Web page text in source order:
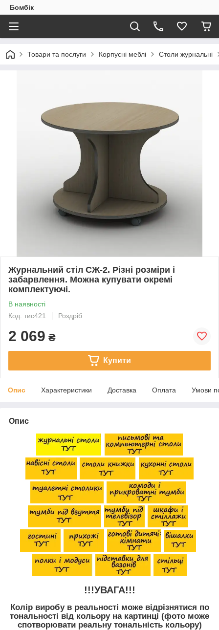
Бомбік
Товари та послуги Корпусні меблі Столи журнальні
Журнальний стіл СЖ-2. Різні розміри і
забарвлення. Можна купувати окремі
комплектуючі.
В наявності
Код: тис421
Роздріб
2 069 ₴
Купити
Опис Характеристики Доставка Оплата Умови
Опис
!!!УВАГА!!!
Колір виробу в реальності може відрізнятися по
тональності від кольору на картинці (фото може
спотворювати реальну тональність кольору)